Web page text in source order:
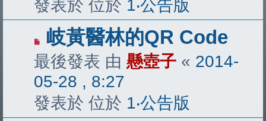
發表於 位於 1‧公告版
岐黃醫林的QR Code
最後發表 由 懸壺子 « 2014-
05-28 , 8:27
發表於 位於 1‧公告版